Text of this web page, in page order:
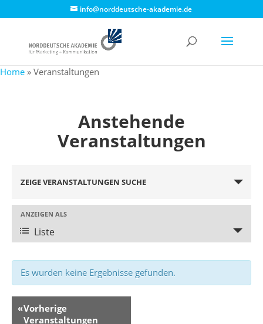
info@norddeutsche-akademie.de
Home » Veranstaltungen
Anstehende
Veranstaltungen
Suche
Ansichten,
Navigation
ZEIGE VERANSTALTUNGEN SUCHE
Veranstaltung
Ansichten-
Navigation
ANZEIGEN ALS
Liste
Es wurden keine Ergebnisse gefunden.
«Vorherige
Veranstaltungen